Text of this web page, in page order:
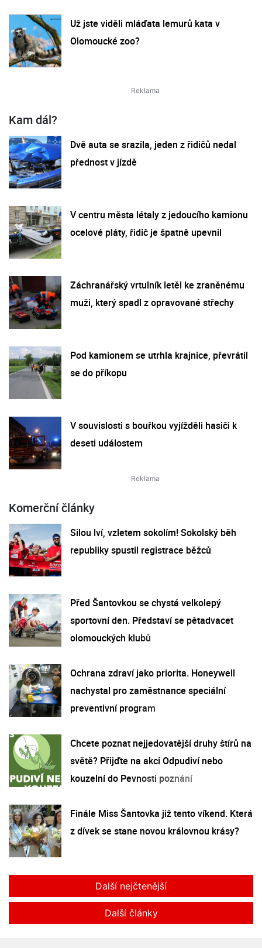
Už jste viděli mláďata lemurů kata v
Olomoucké zoo?
Kam dál?
Dvě auta se srazila, jeden z řidičů nedal
přednost v jízdě
V centru města létaly z jedoucího kamionu
ocelové pláty, řidič je špatně upevnil
Záchranářský vrtulník letěl ke zraněnému
muži, který spadl z opravované střechy
Pod kamionem se utrhla krajnice, převrátil
se do příkopu
V souvislosti s bouřkou vyjížděli hasiči k
deseti událostem
Komerční články
Silou lví, vzletem sokolím! Sokolský běh
republiky spustil registrace běžců
Před Šantovkou se chystá velkolepý
sportovní den. Představí se pětadvacet
olomouckých klubů
Ochrana zdraví jako priorita. Honeywell
nachystal pro zaměstnance speciální
preventivní program
Chcete poznat nejjedovatější druhy štírů na
světě? Přijďte na akci Odpudiví nebo
kouzelní do Pevnosti poznání
Finále Miss Šantovka již tento víkend. Která
z dívek se stane novou královnou krásy?
Další nejčtenější
Další články